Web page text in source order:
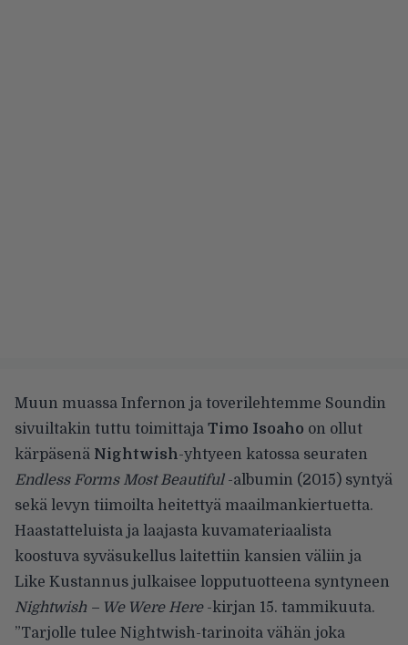
Muun muassa Infernon ja toverilehtemme Soundin
sivuiltakin tuttu toimittaja Timo Isoaho on ollut
kärpäsenä Nightwish-yhtyeen katossa seuraten
Endless Forms Most Beautiful-albumin (2015) syntyä
sekä levyn tiimoilta heitettyä maailmankiertuetta.
Haastatteluista ja laajasta kuvamateriaalista
koostuva syväsukellus laitettiin kansien väliin ja
Like Kustannus julkaisee lopputuotteena syntyneen
Nightwish – We Were Here-kirjan 15. tammikuuta.
”Tarjolle tulee Nightwish-tarinoita vähän joka